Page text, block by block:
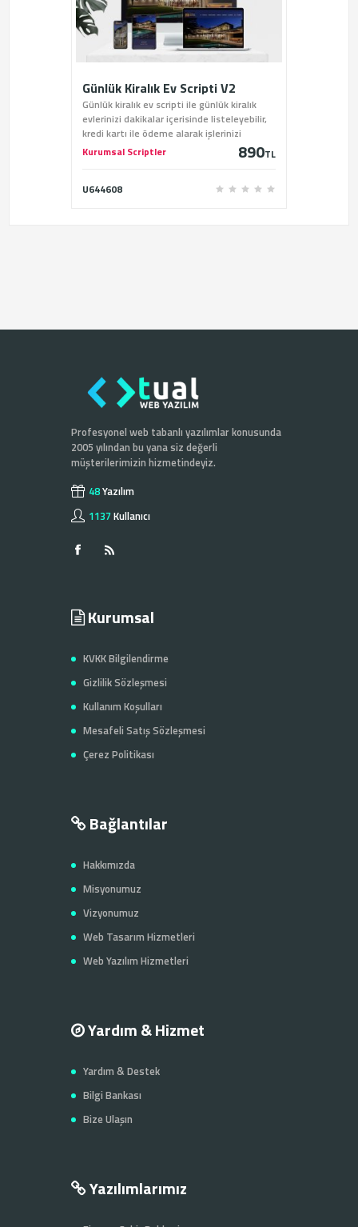
Günlük Kiralık Ev Scripti V2
Günlük kiralık ev scripti ile günlük kiralık
evlerinizi dakikalar içerisinde listeleyebilir,
kredi kartı ile ödeme alarak işlerinizi
kolaylaştırabilirsiniz.
Kurumsal Scriptler 890TL
U644608
Profesyonel web tabanlı yazılımlar konusunda
2005 yılından bu yana siz değerli
müşterilerimizin hizmetindeyiz.
48Yazılım
1137Kullanıcı
Kurumsal
KVKK Bilgilendirme
Gizlilik Sözleşmesi
Kullanım Koşulları
Mesafeli Satış Sözleşmesi
Çerez Politikası
Bağlantılar
Hakkımızda
Misyonumuz
Vizyonumuz
Web Tasarım Hizmetleri
Web Yazılım Hizmetleri
Yardım & Hizmet
Yardım & Destek
Bilgi Bankası
Bize Ulaşın
Yazılımlarımız